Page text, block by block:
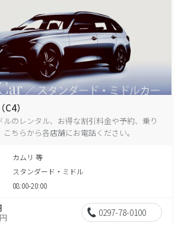
）
ルのレンタル、お得な割引料金や予約、乗り
ちらから各店舗にお電話ください。
カムリ 等
スタンダード・ミドル
08:00-20:00
0297-78-0100